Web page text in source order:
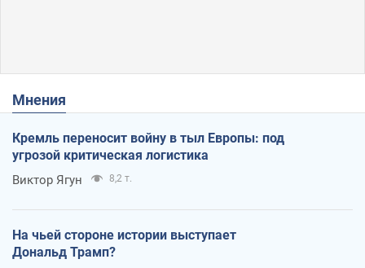
Мнения
Кремль переносит войну в тыл Европы: под
угрозой критическая логистика
Виктор Ягун 8,2 т.
На чьей стороне истории выступает
Дональд Трамп?